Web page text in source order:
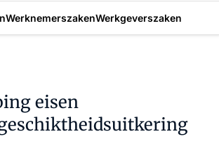
WerknemerszakenWerkgeverszaken
eisen